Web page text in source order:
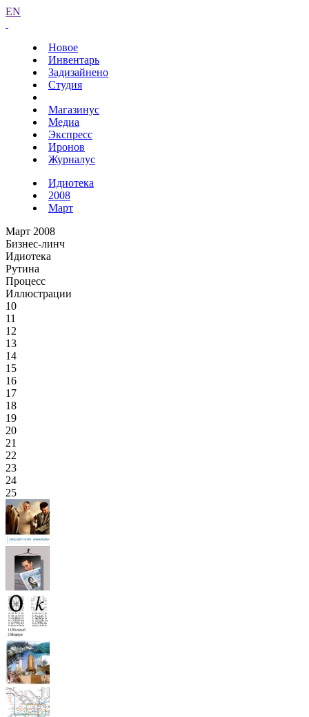
EN
Новое
Инвентарь
Задизайнено
Студия
Магазинус
Медиа
Экспресс
Иронов
Журналус
Идиотека
2008
Март
Март 2008
Бизнес-линч
Идиотека
Рутина
Процесс
Иллюстрации
10
11
12
13
14
15
16
17
18
19
20
21
22
23
24
25